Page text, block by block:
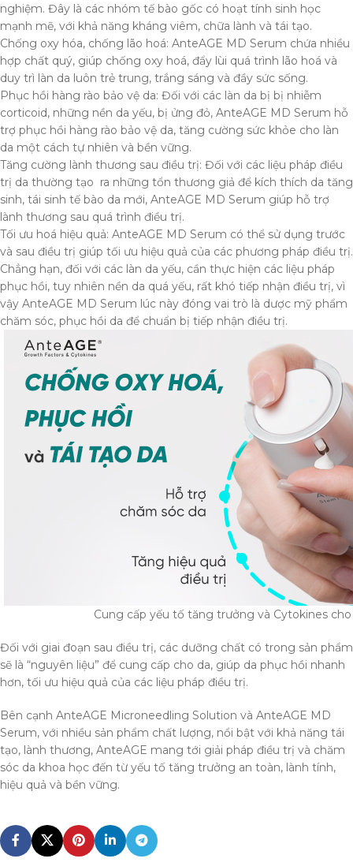
nghiệm. Đây là các nhóm tế bào gốc có hoạt tính sinh học
mạnh mẽ, với khả năng kháng viêm, chữa lành và tái tạo.
Chống oxy hóa, chống lão hoá: AnteAGE MD Serum chứa nhiều
hợp chất quý, giúp chống oxy hoá, đẩy lùi quá trình lão hoá và
duy trì làn da luôn trẻ trung, trắng sáng và đầy sức sống.
Phục hồi hàng rào bảo vệ da: Đối với các làn da bị bị nhiễm
corticoid, những nền da yếu, bị ửng đỏ, AnteAGE MD Serum hỗ
trợ phục hồi hàng rào bảo vệ da, tăng cường sức khỏe cho làn
da một cách tự nhiên và bền vững.
Tăng cường lành thương sau điều trị: Đối với các liệu pháp điều
trị da thường tạo ra những tổn thương giả để kích thích da tăng
sinh, tái sinh tế bào da mới, AnteAGE MD Serum giúp hỗ trợ
lành thương sau quá trình điều trị.
Tối ưu hoá hiệu quả: AnteAGE MD Serum có thể sử dụng trước
và sau điều trị giúp tối ưu hiệu quả của các phương pháp điều trị.
Chẳng hạn, đối với các làn da yếu, cần thực hiện các liệu pháp
phục hồi, tuy nhiên nền da quá yếu, rất khó tiếp nhận điều trị, vì
vậy AnteAGE MD Serum lúc này đóng vai trò là dược mỹ phẩm
chăm sóc, phục hồi da để chuẩn bị tiếp nhận điều trị.
Cung cấp yếu tố tăng trưởng và Cytokines cho
Đối với giai đoạn sau điều trị, các dưỡng chất có trong sản phẩm
sẽ là “nguyên liệu” để cung cấp cho da, giúp da phục hồi nhanh
hơn, tối ưu hiệu quả của các liệu pháp điều trị.
Bên cạnh AnteAGE Microneedling Solution và AnteAGE MD
Serum, với nhiều sản phẩm chất lượng, nổi bật với khả năng tái
tạo, lành thương, AnteAGE mang tới giải pháp điều trị và chăm
sóc da khoa học đến từ yếu tố tăng trưởng an toàn, lành tính,
hiệu quả và bền vững.